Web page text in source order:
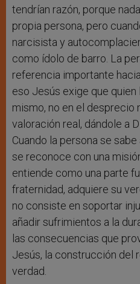
tendrían razón, porque
propia persona, pero
narcisista y
como ídolo de barro. La
referencia importante
eso Jesús exige que quien
mismo, no en el desprecio
valoración real, dándole a
Cuando la persona se
se reconoce con una
entiende como una parte
fraternidad, adquiere su
no consiste en soportar
añadir sufrimientos a la
las consecuencias que
Jesús, la construcción del
verdad.